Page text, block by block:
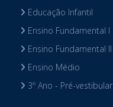
Educação Infantil
Ensino Fundamental I
Ensino Fundamental II
Ensino Médio
3º Ano - Pré-vestibular